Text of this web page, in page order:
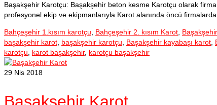
Başakşehir Karotçu: Başakşehir beton kesme Karotçu olarak
profesyonel ekip ve ekipmanlarıyla Karot alanında öncü
Bahçeşehir 1.kısım karotçu Bahçeşehir 2. kısım Karot
başakşehir karot başakşehir karotçu Başakşehir kayabaşı karot
karotçu
karot başakşehir, karotçu başakşehir
29 Nis 2018
Başakşehir Karot